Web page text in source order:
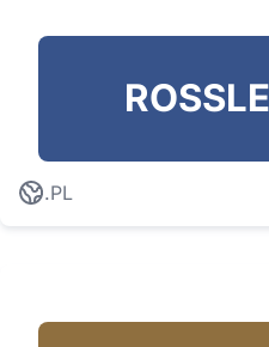
.PL